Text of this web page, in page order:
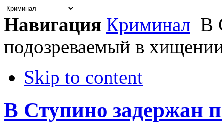
Навигация Криминал В
подозреваемый в
Skip to content
В Ступино задержан